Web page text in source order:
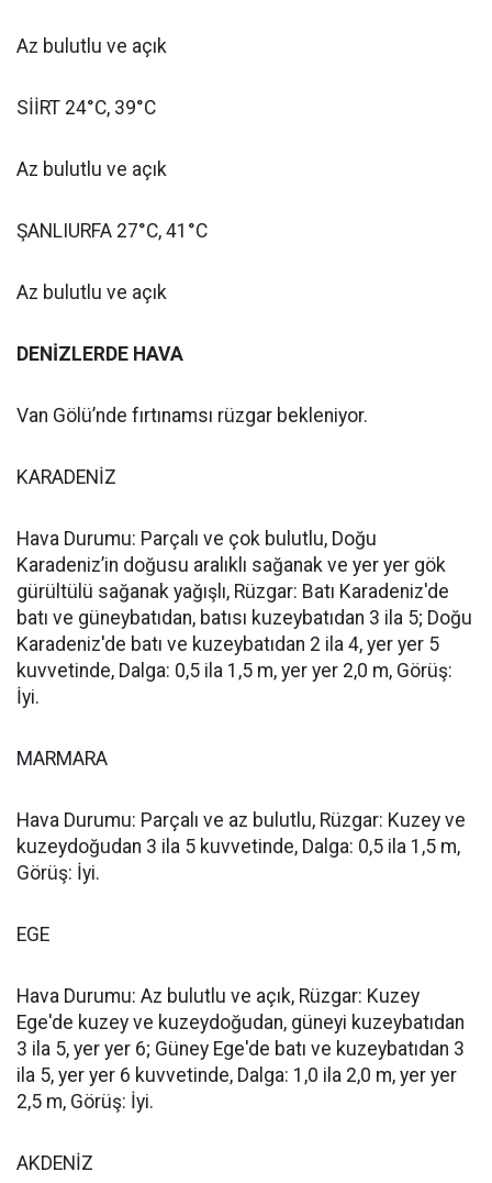
Az bulutlu ve açık
SİİRT 24°C, 39°C
Az bulutlu ve açık
ŞANLIURFA 27°C, 41°C
Az bulutlu ve açık
DENİZLERDE HAVA
Van Gölü’nde fırtınamsı rüzgar bekleniyor.
KARADENİZ
Hava Durumu: Parçalı ve çok bulutlu, Doğu
Karadeniz’in doğusu aralıklı sağanak ve yer yer gök
gürültülü sağanak yağışlı, Rüzgar: Batı Karadeniz'de
batı ve güneybatıdan, batısı kuzeybatıdan 3 ila 5; Doğu
Karadeniz'de batı ve kuzeybatıdan 2 ila 4, yer yer 5
kuvvetinde, Dalga: 0,5 ila 1,5 m, yer yer 2,0 m, Görüş:
İyi.
MARMARA
Hava Durumu: Parçalı ve az bulutlu, Rüzgar: Kuzey ve
kuzeydoğudan 3 ila 5 kuvvetinde, Dalga: 0,5 ila 1,5 m,
Görüş: İyi.
EGE
Hava Durumu: Az bulutlu ve açık, Rüzgar: Kuzey
Ege'de kuzey ve kuzeydoğudan, güneyi kuzeybatıdan
3 ila 5, yer yer 6; Güney Ege'de batı ve kuzeybatıdan 3
ila 5, yer yer 6 kuvvetinde, Dalga: 1,0 ila 2,0 m, yer yer
2,5 m, Görüş: İyi.
AKDENİZ